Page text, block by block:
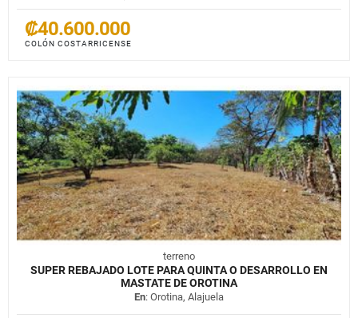
₡40.600.000
COLÓN COSTARRICENSE
terreno
SUPER REBAJADO LOTE PARA QUINTA O DESARROLLO EN
MASTATE DE OROTINA
En: Orotina, Alajuela